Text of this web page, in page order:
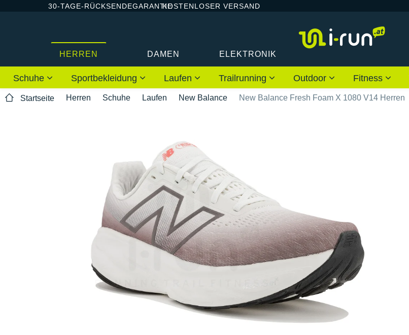
30-TAGE-RÜCKSENDEGARANTIEKOSTENLOSER VERSAND
HERREN DAMEN ELEKTRONIK
Schuhe Sportbekleidung Laufen Trailrunning Outdoor Fitness
Startseite Herren Schuhe Laufen New Balance New Balance Fresh Foam X 1080 V14 Herren